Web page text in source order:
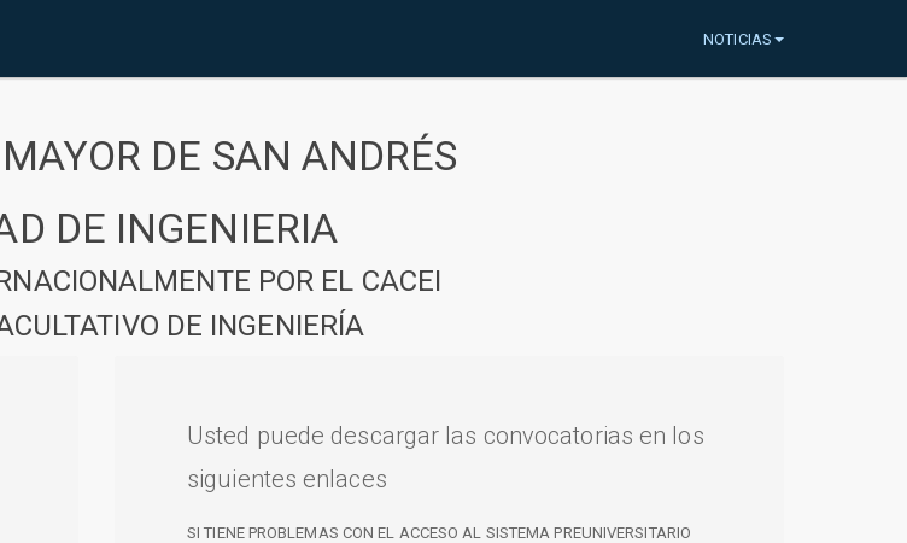
NOTICIAS
DE SAN ANDRÉS
DE INGENIERIA
POR EL CACEI
DE INGENIERÍA
Usted puede descargar las convocatorias en los
siguientes enlaces
SI TIENE PROBLEMAS CON EL ACCESO AL SISTEMA PREUNIVERSITARIO